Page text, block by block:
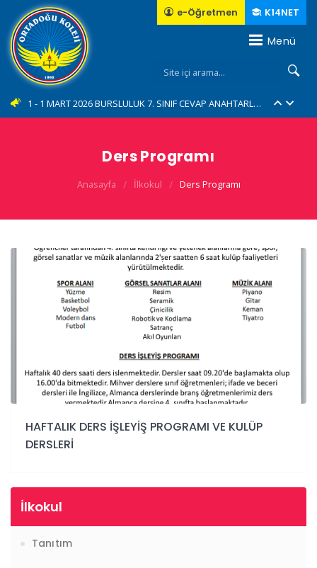
e-Öğretmen K14NET
Menü
10 - İl Şampiyonuyuz...???????????? (YENİ)
1 - 1 MART 2026 BURSLULUK 7. SINIF CEVAP ANAHTARLARI... (YENİ)
5 - Green Me eTwinning Projemiz... (YENİ)
6 - E-TWINING "MAGIC MASCOTS"
8 - Geleneksel "Bisiklet Turumuz"....
9 - Van'dayız!... Van Gezimiz... (YENİ)
10 - İl Şampiyonuyuz...???????????? (YENİ)
1 - 1 MART 2026 BURSLULUK 7. SINIF CEVAP ANAHTARLARI... (YENİ)
Anasayfa / İlkokul / Ders Programı
Ders Programı
İlkokul
Tanıtım
HAFTALIK DERS İŞLEYİŞ PROGRAMI VE KULÜP
DERSLERİ